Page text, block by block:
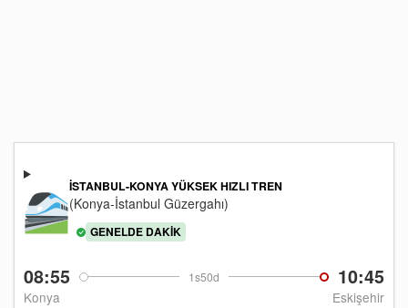
08:55 1s50d 10:45
Konya Eskişehir
İSTANBUL-KONYA YÜKSEK HIZLI TREN
(Konya-İstanbul Güzergahı)
GENELDE DAKIK